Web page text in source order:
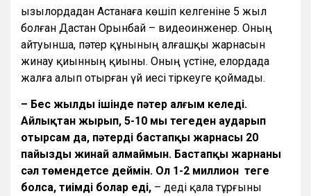
Қызылордадан Астанаға көшіп келгеніне 5 жыл
болған Дастан Орынбай – видеоинженер. Оның
айтуынша, пәтер құнының алғашқы жарнасын
жинау қиынның қиыны. Оның үстіне, елордада
жалға алып отырған үй иесі тіркеуге қоймады.
– Бес жылдың ішінде пәтер алғым келеді.
Айлықтан жырып, 5-10 мың теңгеден аударып
отырсам да, пәтердің бастапқы жарнасы 20
пайызды жинай алмаймын. Бастапқы жарнаны
сәл төмендетсе деймін. Ол 1-2 миллион теңге
болса, тиімді болар еді, – деді қала тұрғыны